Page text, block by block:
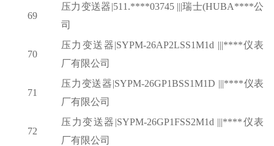
69
压力变送器|511.****03745 |||瑞士(HUBA****公
司
70
压力变送器|SYPM-26AP2LSS1M1d |||****仪表
厂有限公司
71
压力变送器|SYPM-26GP1BSS1M1D |||****仪表
厂有限公司
72
压力变送器 |SYPM-26GP1FSS2M1d |||****仪表
厂有限公司